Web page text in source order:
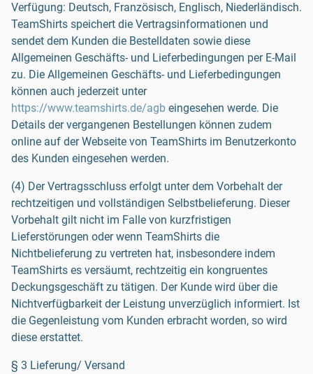
Verfügung: Deutsch, Französisch, Englisch, Niederländisch.
TeamShirts speichert die Vertragsinformationen und
sendet dem Kunden die Bestelldaten sowie diese
Allgemeinen Geschäfts- und Lieferbedingungen per E-Mail
zu. Die Allgemeinen Geschäfts- und Lieferbedingungen
können auch jederzeit unter
https://www.teamshirts.de/agb eingesehen werde. Die
Details der vergangenen Bestellungen können zudem
online auf der Webseite von TeamShirts im Benutzerkonto
des Kunden eingesehen werden.
(4) Der Vertragsschluss erfolgt unter dem Vorbehalt der
rechtzeitigen und vollständigen Selbstbelieferung. Dieser
Vorbehalt gilt nicht im Falle von kurzfristigen
Lieferstörungen oder wenn TeamShirts die
Nichtbelieferung zu vertreten hat, insbesondere indem
TeamShirts es versäumt, rechtzeitig ein kongruentes
Deckungsgeschäft zu tätigen. Der Kunde wird über die
Nichtverfügbarkeit der Leistung unverzüglich informiert. Ist
die Gegenleistung vom Kunden erbracht worden, so wird
diese erstattet.
§ 3 Lieferung/ Versand